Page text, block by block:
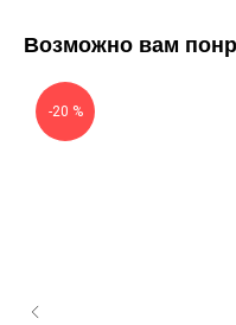
Возможно вам
-20 %